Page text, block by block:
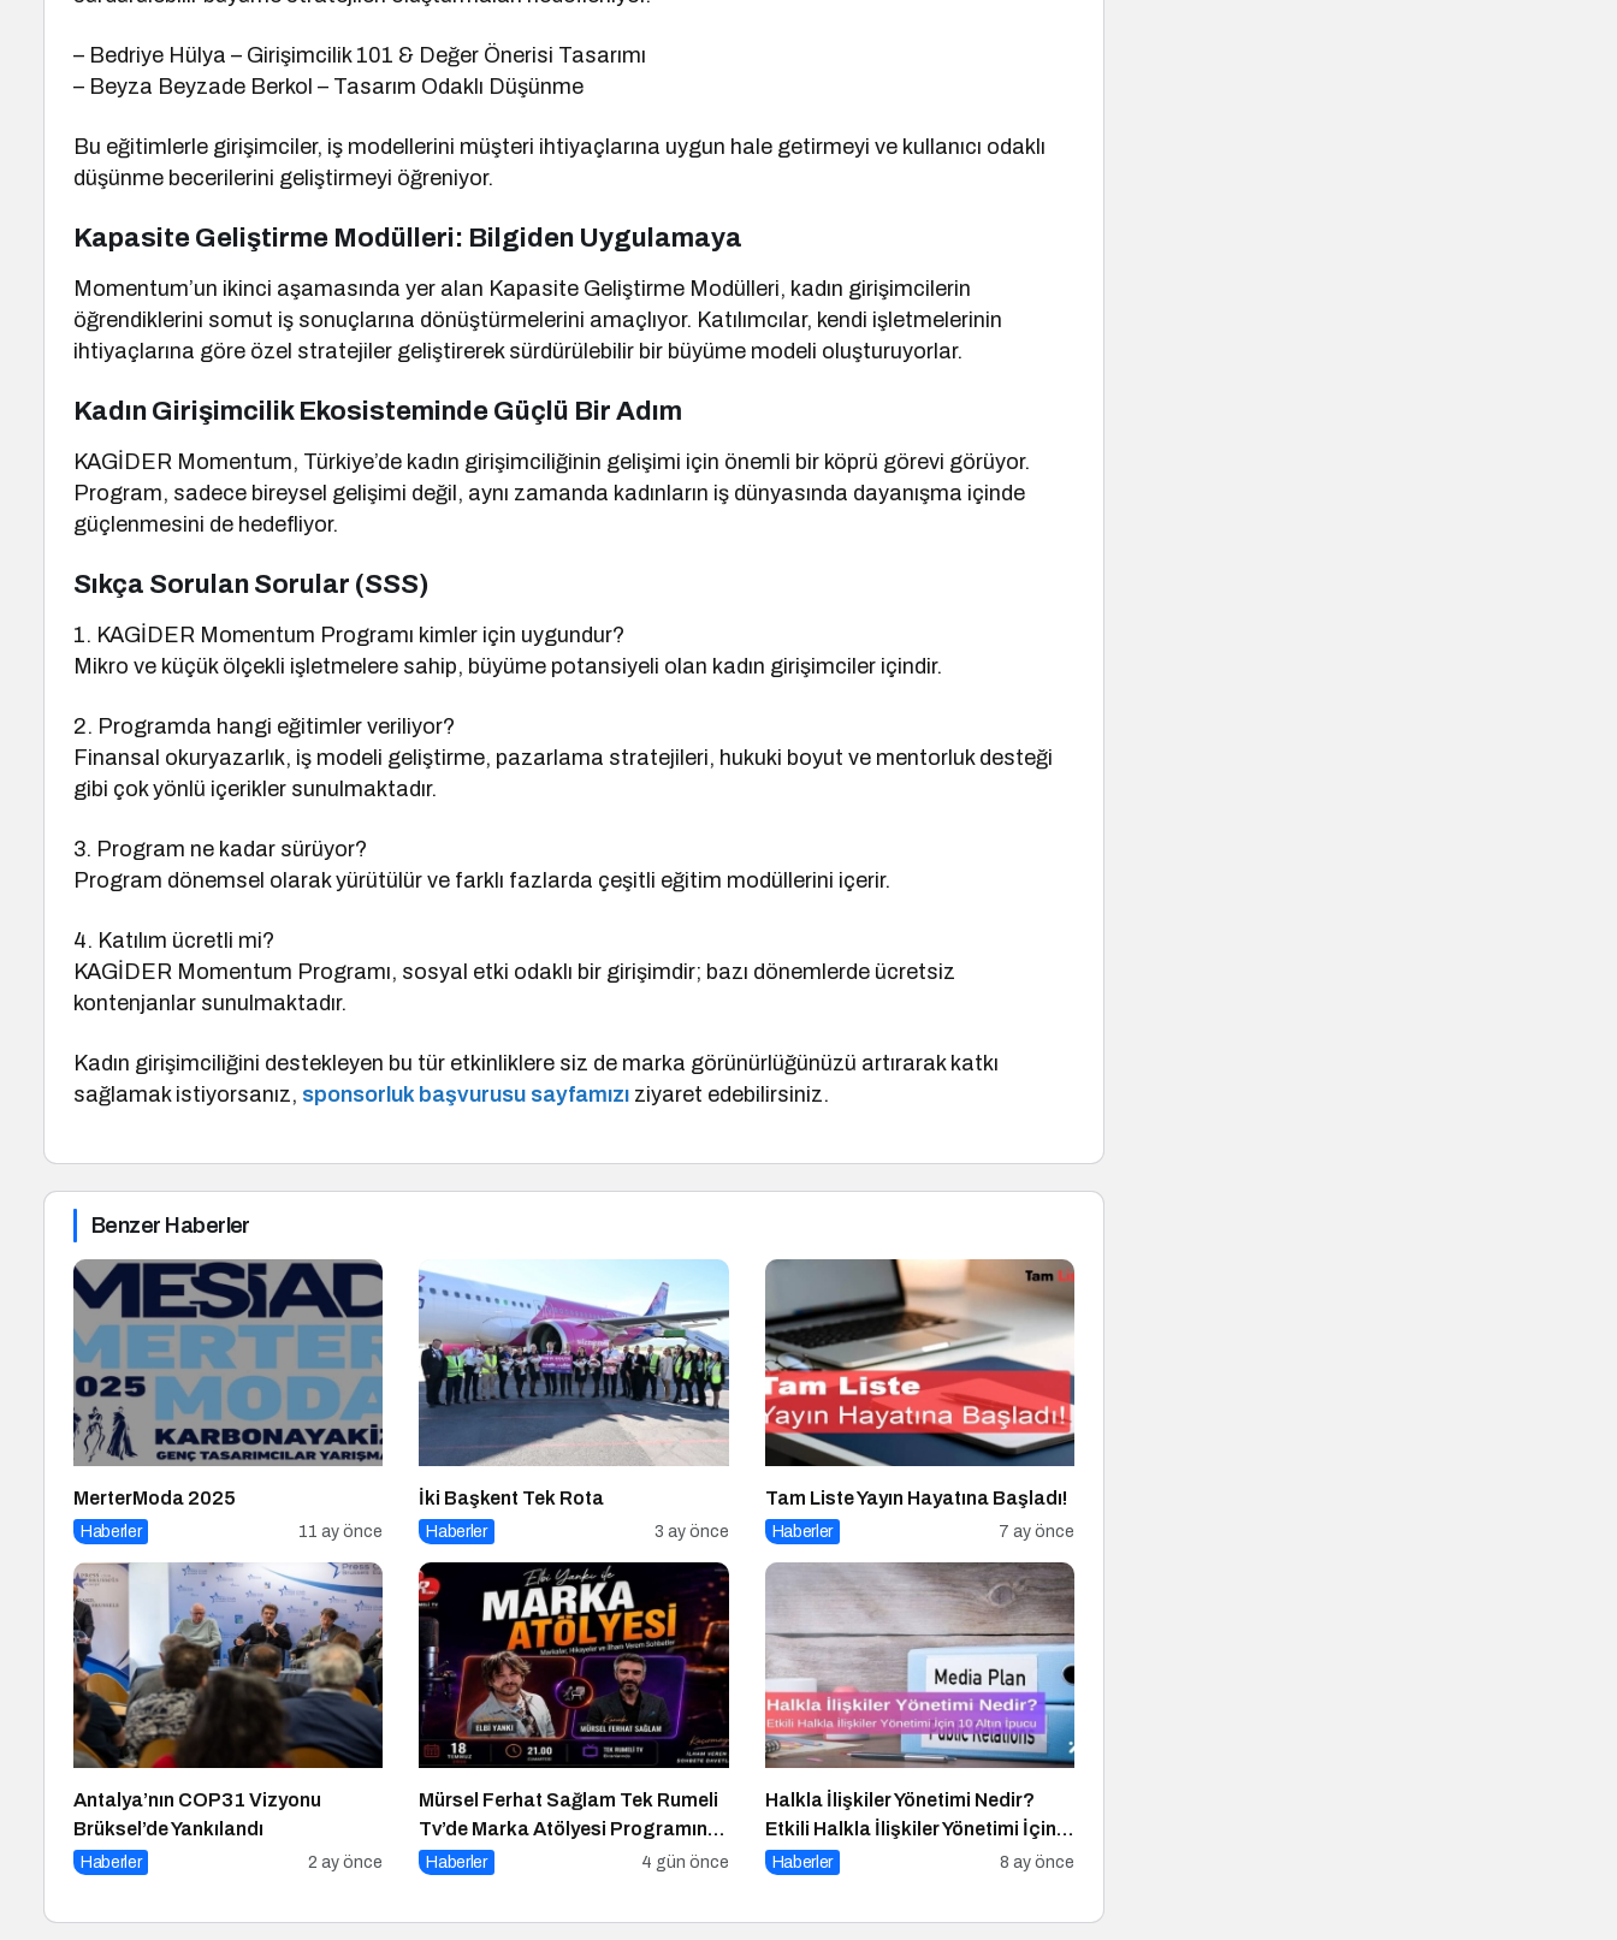
– Bedriye Hülya – Girişimcilik 101 & Değer Önerisi Tasarımı
– Beyza Beyzade Berkol – Tasarım Odaklı Düşünme
Bu eğitimlerle girişimciler, iş modellerini müşteri ihtiyaçlarına uygun hale getirmeyi ve kullanıcı odaklı
düşünme becerilerini geliştirmeyi öğreniyor.
Kapasite Geliştirme Modülleri: Bilgiden Uygulamaya
Momentum’un ikinci aşamasında yer alan Kapasite Geliştirme Modülleri, kadın girişimcilerin
öğrendiklerini somut iş sonuçlarına dönüştürmelerini amaçlıyor. Katılımcılar, kendi işletmelerinin
ihtiyaçlarına göre özel stratejiler geliştirerek sürdürülebilir bir büyüme modeli oluşturuyorlar.
Kadın Girişimcilik Ekosisteminde Güçlü Bir Adım
KAGİDER Momentum, Türkiye’de kadın girişimciliğinin gelişimi için önemli bir köprü görevi görüyor.
Program, sadece bireysel gelişimi değil, aynı zamanda kadınların iş dünyasında dayanışma içinde
güçlenmesini de hedefliyor.
Sıkça Sorulan Sorular (SSS)
1. KAGİDER Momentum Programı kimler için uygundur?
Mikro ve küçük ölçekli işletmelere sahip, büyüme potansiyeli olan kadın girişimciler içindir.
2. Programda hangi eğitimler veriliyor?
Finansal okuryazarlık, iş modeli geliştirme, pazarlama stratejileri, hukuki boyut ve mentorluk desteği
gibi çok yönlü içerikler sunulmaktadır.
3. Program ne kadar sürüyor?
Program dönemsel olarak yürütülür ve farklı fazlarda çeşitli eğitim modüllerini içerir.
4. Katılım ücretli mi?
KAGİDER Momentum Programı, sosyal etki odaklı bir girişimdir; bazı dönemlerde ücretsiz
kontenjanlar sunulmaktadır.
Kadın girişimciliğini destekleyen bu tür etkinliklere siz de marka görünürlüğünüzü artırarak katkı
sağlamak istiyorsanız, sponsorluk başvurusu sayfamızı ziyaret edebilirsiniz.
Benzer Haberler
MerterModa 2025
Haberler 11 ay önce
İki Başkent Tek Rota
Haberler 3 ay önce
Tam Liste Yayın Hayatına Başladı!
Haberler 7 ay önce
Antalya’nın COP31 Vizyonu
Brüksel’de Yankılandı
Haberler 2 ay önce
Mürsel Ferhat Sağlam Tek Rumeli
Tv’de Marka Atölyesi Programına
Konuk Oldu
Haberler 4 gün önce
Halkla İlişkiler Yönetimi Nedir?
Etkili Halkla İlişkiler Yönetimi İçin
10 Altın İpucu
Haberler 8 ay önce